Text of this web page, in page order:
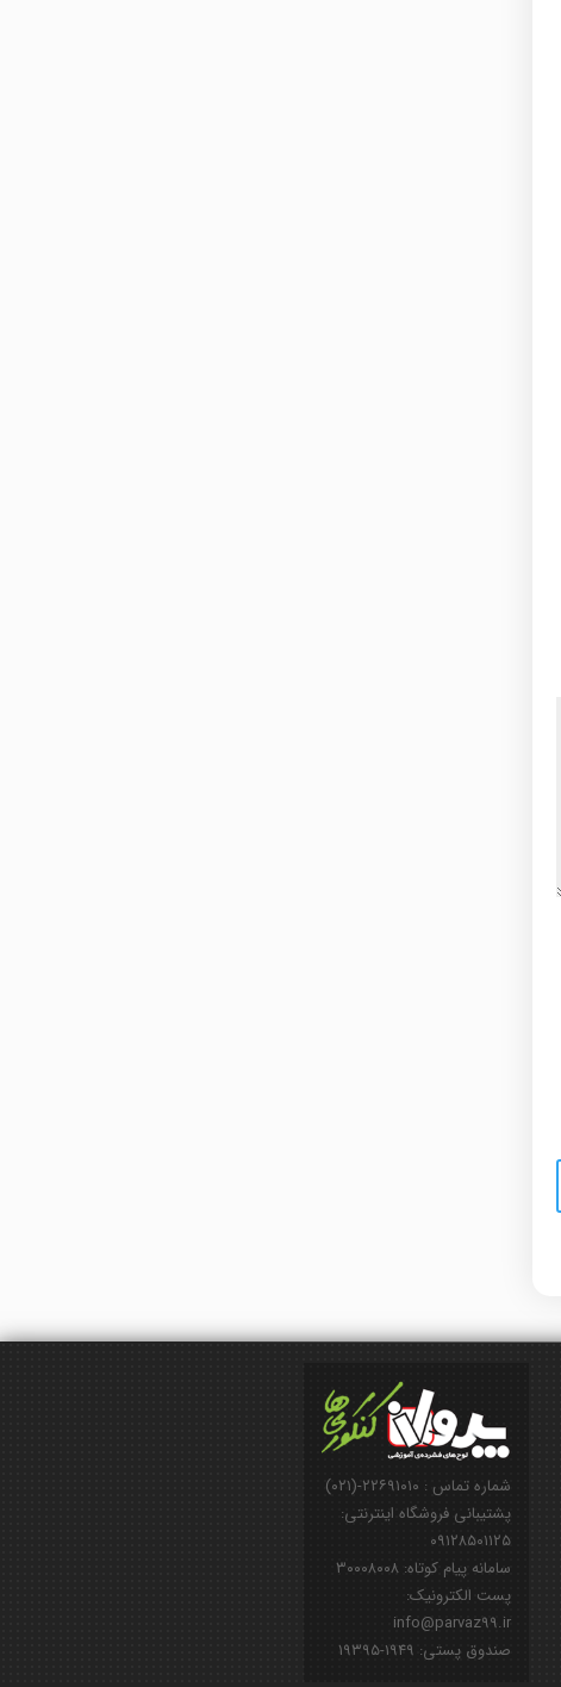
شماره تماس : ۲۲۶۹۱۰۱۰-(۰۲۱)
پشتیبانی فروشگاه اینترنتی:
۰۹۱۲۸۵۰۱۱۲۵
سامانه پیام کوتاه: ۳۰۰۰۸۰۰۸
پست الکترونیک:
info@parvaz99.ir
صندوق پستی: ۱۹۴۹-۱۹۳۹۵